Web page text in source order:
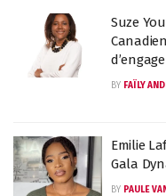
Suze
BY FAÏLY
Emilie
Gala
BY PAULE